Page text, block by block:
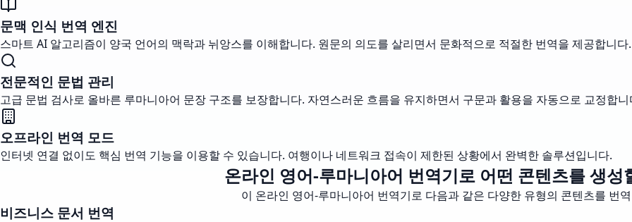
문맥 인식 번역 엔진
스마트 AI 알고리즘이 양국 언어의 맥락과 뉘앙스를 이해합니다. 원문의 의도를 살리면서 문화적으로 적절한 번역을 제공합니다.
전문적인 문법 관리
고급 문법 검사로 올바른 루마니아어 문장 구조를 보장합니다. 자연스러운 흐름을 유지하면서 구문과 활용을 자동으로 교정합니
오프라인 번역 모드
인터넷 연결 없이도 핵심 번역 기능을 이용할 수 있습니다. 여행이나 네트워크 접속이 제한된 상황에서 완벽한 솔루션입니다.
온라인 영어-루마니아어 번역기로 어떤 콘텐츠를 생성
이 온라인 영어-루마니아어 번역기로 다음과 같은 다양한 유형의 콘텐츠를 번
비즈니스 문서 번역